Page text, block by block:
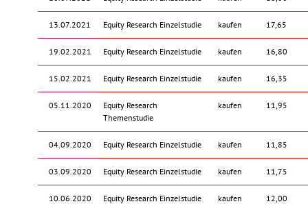
13.07.2021 Equity Research Einzelstudie kaufen 17,65
19.02.2021 Equity Research Einzelstudie kaufen 16,80
15.02.2021 Equity Research Einzelstudie kaufen 16,35
05.11.2020
Equity Research
Themenstudie
kaufen 11,95
04.09.2020 Equity Research Einzelstudie kaufen 11,85
03.09.2020 Equity Research Einzelstudie kaufen 11,75
10.06.2020 Equity Research Einzelstudie kaufen 12,00